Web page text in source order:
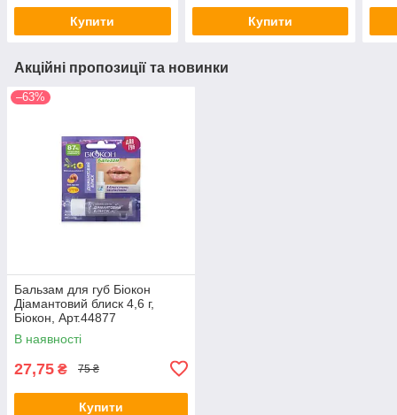
Купити Купити
Акційні пропозиції та новинки
–63%
Бальзам для губ Біокон
Діамантовий блиск 4,6 г,
Біокон, Арт.44877
В наявності
27,75 ₴ 75 ₴
Купити